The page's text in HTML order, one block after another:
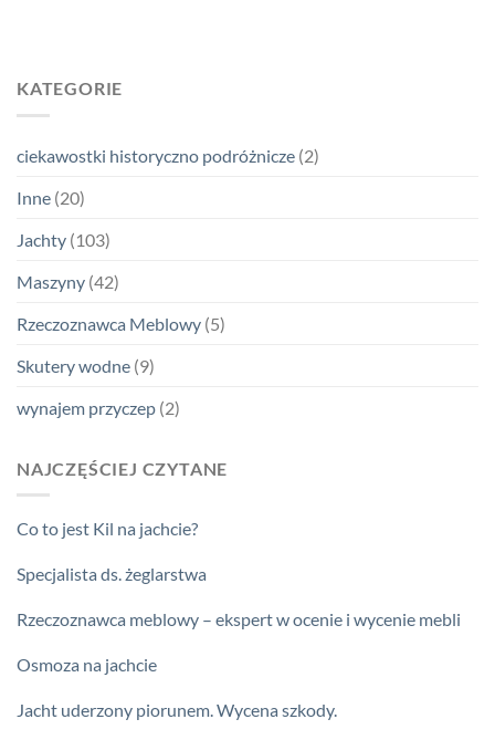
KATEGORIE
ciekawostki historyczno podróżnicze (2)
Inne (20)
Jachty (103)
Maszyny (42)
Rzeczoznawca Meblowy (5)
Skutery wodne (9)
wynajem przyczep (2)
NAJCZĘŚCIEJ CZYTANE
Co to jest Kil na jachcie?
Specjalista ds. żeglarstwa
Rzeczoznawca meblowy – ekspert w ocenie i wycenie mebli
Osmoza na jachcie
Jacht uderzony piorunem. Wycena szkody.